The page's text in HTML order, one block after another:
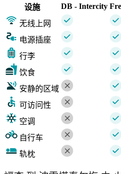
设施
DB - Intercity
无线上网
电源插座
行李
饮食
安静的区域
可访问性
空调
自行车
轨枕